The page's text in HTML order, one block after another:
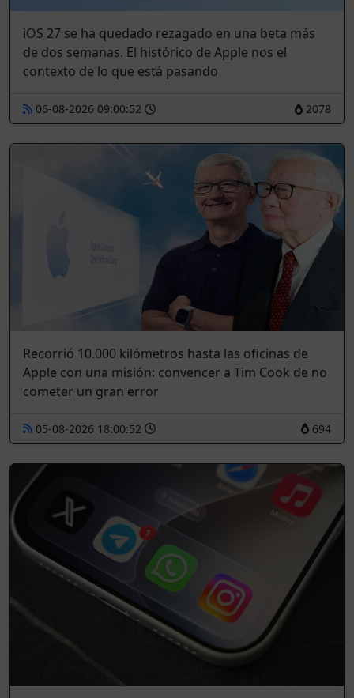
iOS 27 se ha quedado rezagado en una beta más
de dos semanas. El histórico de Apple nos el
contexto de lo que está pasando
2078
06-08-2026 09:00:52
Recorrió 10.000 kilómetros hasta las oficinas de
Apple con una misión: convencer a Tim Cook de no
cometer un gran error
694
05-08-2026 18:00:52